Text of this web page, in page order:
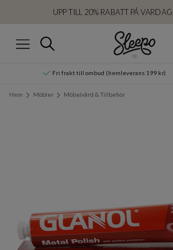
UPP TILL 20% RABATT PÅ
Sök
Fri frakt till ombud (hemleverans 199 kr)
Hem Möbler Möbelvård & Tillbehör